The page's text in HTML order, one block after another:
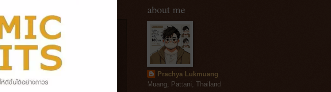
about me
Prachya Lukmuang
Muang, Pattani, Thailand